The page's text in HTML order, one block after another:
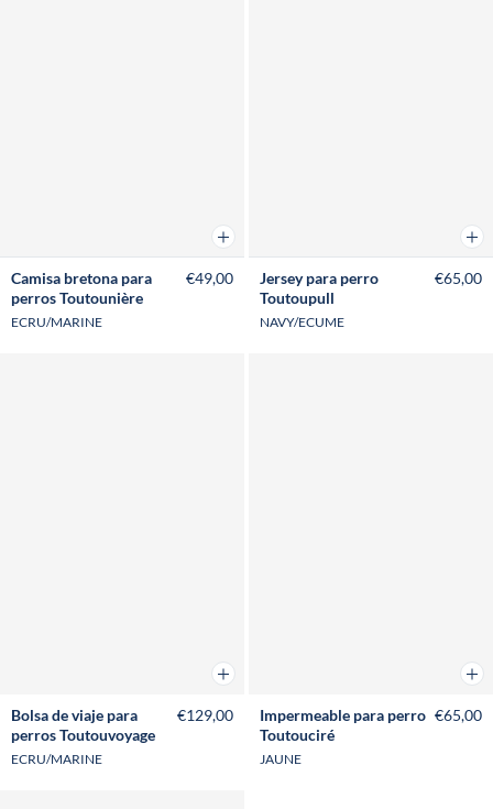
Añadir a la cesta
Camisa bretona para
perros Toutounière
ECRU/MARINE
€49,00
Jersey para perro
Toutoupull
NAVY/ECUME
€65,00
Añadir a la cesta
Bolsa de viaje para
perros Toutouvoyage
ECRU/MARINE
€129,00
Impermeable para perro
Toutouciré
JAUNE
€65,00